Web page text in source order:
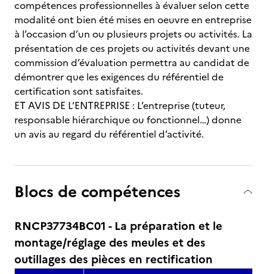
compétences professionnelles à évaluer selon cette
modalité ont bien été mises en oeuvre en entreprise
à l’occasion d’un ou plusieurs projets ou activités. La
présentation de ces projets ou activités devant une
commission d’évaluation permettra au candidat de
démontrer que les exigences du référentiel de
certification sont satisfaites.
ET AVIS DE L’ENTREPRISE : L’entreprise (tuteur,
responsable hiérarchique ou fonctionnel…) donne
un avis au regard du référentiel d’activité.
Blocs de compétences
RNCP37734BC01 - La préparation et le
montage/réglage des meules et des
outillages des pièces en rectification